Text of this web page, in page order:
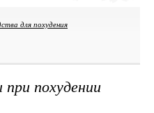
для похудения
похудении